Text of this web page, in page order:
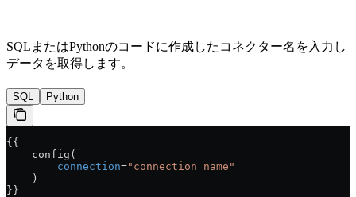
SQLまたはPythonのコードに作成したコネクター名を入力し
データを取得します。
SQL Python
{{
    config(
        connection
="connection_name"
    )
}}